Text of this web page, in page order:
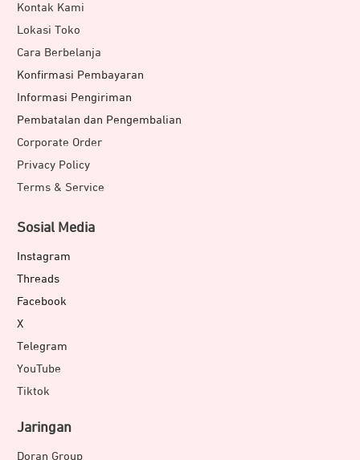
Kontak Kami
Lokasi Toko
Cara Berbelanja
Konfirmasi Pembayaran
Informasi Pengiriman
Pembatalan dan Pengembalian
Corporate Order
Privacy Policy
Terms & Service
Sosial Media
Instagram
Threads
Facebook
X
Telegram
YouTube
Tiktok
Jaringan
Doran Group